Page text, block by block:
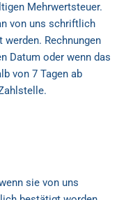
Mehrwertsteuer.
von uns schriftlich
Rechnungen
Datum oder wenn das
von 7 Tagen ab
sie von uns